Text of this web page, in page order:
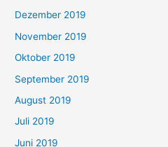
Dezember 2019
November 2019
Oktober 2019
September 2019
August 2019
Juli 2019
Juni 2019